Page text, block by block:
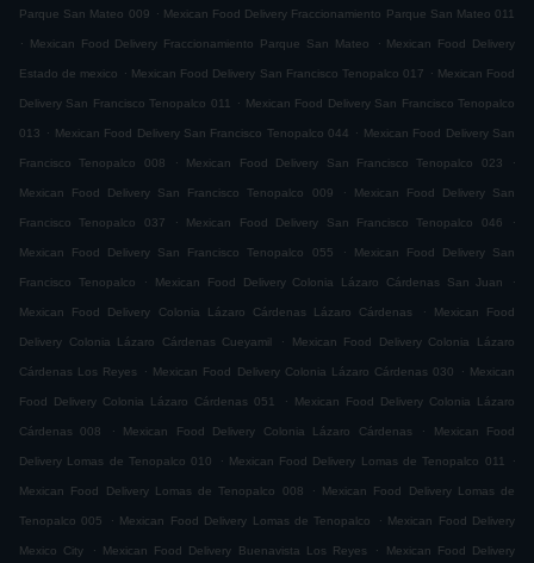
Parque San Mateo 009 . Mexican Food Delivery Fraccionamiento Parque San Mateo 011
.
Mexican Food Delivery Fraccionamiento Parque San Mateo . Mexican Food Delivery
Estado de mexico . Mexican Food Delivery San Francisco Tenopalco 017 . Mexican Food
Delivery San Francisco Tenopalco 011 . Mexican Food Delivery San Francisco Tenopalco
013 . Mexican Food Delivery San Francisco Tenopalco 044 . Mexican Food Delivery San
Francisco Tenopalco 008 . Mexican Food Delivery San Francisco Tenopalco 023 .
Mexican Food Delivery San Francisco Tenopalco 009 . Mexican Food Delivery San
Francisco Tenopalco 037 . Mexican Food Delivery San Francisco Tenopalco 046 .
Mexican Food Delivery San Francisco Tenopalco 055 . Mexican Food Delivery San
Francisco Tenopalco . Mexican Food Delivery Colonia Lázaro Cárdenas San Juan .
Mexican Food Delivery Colonia Lázaro Cárdenas Lázaro Cárdenas . Mexican Food
Delivery Colonia Lázaro Cárdenas Cueyamil . Mexican Food Delivery Colonia Lázaro
Cárdenas Los Reyes . Mexican Food Delivery Colonia Lázaro Cárdenas 030 . Mexican
Food Delivery Colonia Lázaro Cárdenas 051 . Mexican Food Delivery Colonia Lázaro
Cárdenas 008 . Mexican Food Delivery Colonia Lázaro Cárdenas . Mexican Food
Delivery Lomas de Tenopalco 010 . Mexican Food Delivery Lomas de Tenopalco 011 .
Mexican Food Delivery Lomas de Tenopalco 008 . Mexican Food Delivery Lomas de
Tenopalco 005 . Mexican Food Delivery Lomas de Tenopalco . Mexican Food Delivery
Mexico City . Mexican Food Delivery Buenavista Los Reyes . Mexican Food Delivery